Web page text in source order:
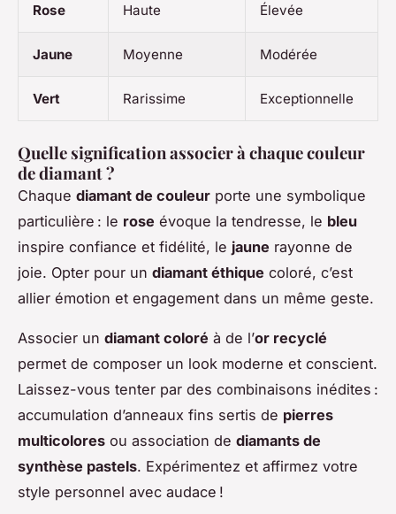
Rose Haute Élevée
Jaune Moyenne Modérée
Vert Rarissime Exceptionnelle
Quelle signification associer à chaque couleur
de diamant ?
Chaque diamant de couleur porte une symbolique
particulière : le rose évoque la tendresse, le bleu
inspire confiance et fidélité, le jaune rayonne de
joie. Opter pour un diamant éthique coloré, c’est
allier émotion et engagement dans un même geste.
Associer un diamant coloré à de l’or recyclé
permet de composer un look moderne et conscient.
Laissez-vous tenter par des combinaisons inédites :
accumulation d’anneaux fins sertis de pierres
multicolores ou association de diamants de
synthèse pastels. Expérimentez et affirmez votre
style personnel avec audace !